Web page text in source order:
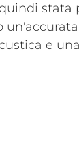
stata
e